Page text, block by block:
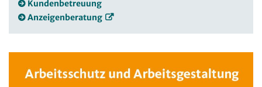
Kundenbetreuung
Anzeigenberatung